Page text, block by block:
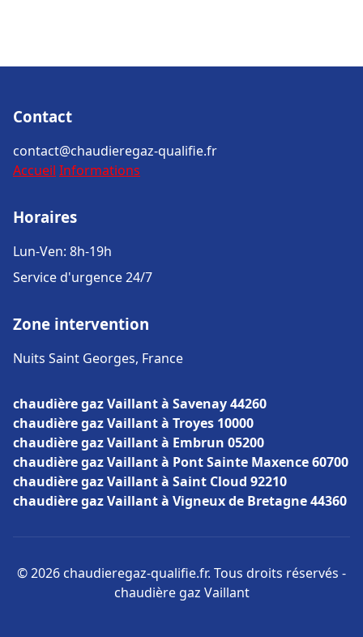
Contact
contact@chaudieregaz-qualifie.fr
Accueil Informations
Horaires
Lun-Ven: 8h-19h
Service d'urgence 24/7
Zone intervention
Nuits Saint Georges, France
chaudière gaz Vaillant à Savenay 44260
chaudière gaz Vaillant à Troyes 10000
chaudière gaz Vaillant à Embrun 05200
chaudière gaz Vaillant à Pont Sainte Maxence 60700
chaudière gaz Vaillant à Saint Cloud 92210
chaudière gaz Vaillant à Vigneux de Bretagne 44360
© 2026 chaudieregaz-qualifie.fr. Tous droits réservés -
chaudière gaz Vaillant